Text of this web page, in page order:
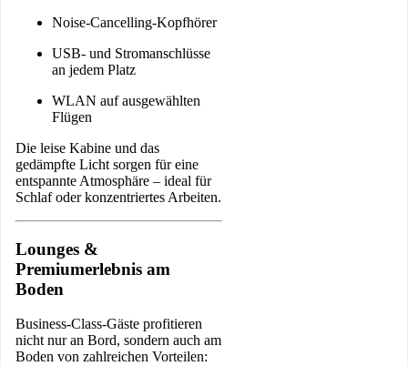
Noise-Cancelling-Kopfhörer
USB- und Stromanschlüsse
an jedem Platz
WLAN auf ausgewählten
Flügen
Die leise Kabine und das
gedämpfte Licht sorgen für eine
entspannte Atmosphäre – ideal für
Schlaf oder konzentriertes Arbeiten.
Lounges &
Premiumerlebnis am
Boden
Business-Class-Gäste profitieren
nicht nur an Bord, sondern auch am
Boden von zahlreichen Vorteilen: